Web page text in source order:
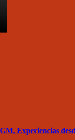
Experiencias